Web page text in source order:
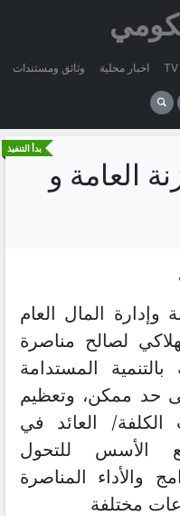
وثائق ومستندات اخبار محلية
بدأ التنفيذ
العامة و
وإدارة المال العام
لصالح مناصرة
المستدامة
حد ممكن، وتعظيم
الكلفة/ العائد في
الأسس للتحول
والأداء المناصرة
مختلفة